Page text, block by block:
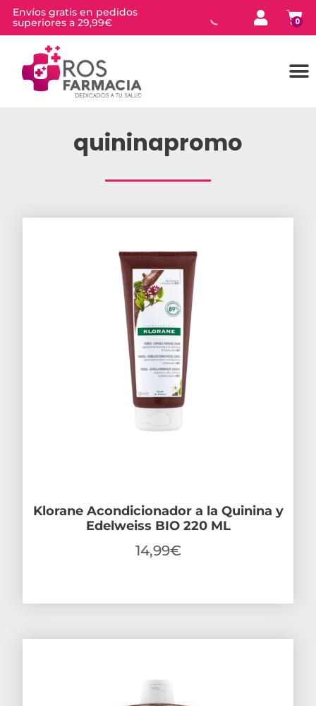
Envíos gratis en pedidos
superiores a 29,99€
0
quininapromo
Klorane Acondicionador a la Quinina y
Edelweiss BIO 220 ML
14,99€